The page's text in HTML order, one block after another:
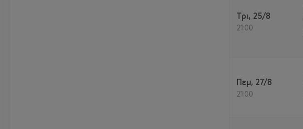
Τρι, 25/8
21:00
Πεμ, 27/8
21:00